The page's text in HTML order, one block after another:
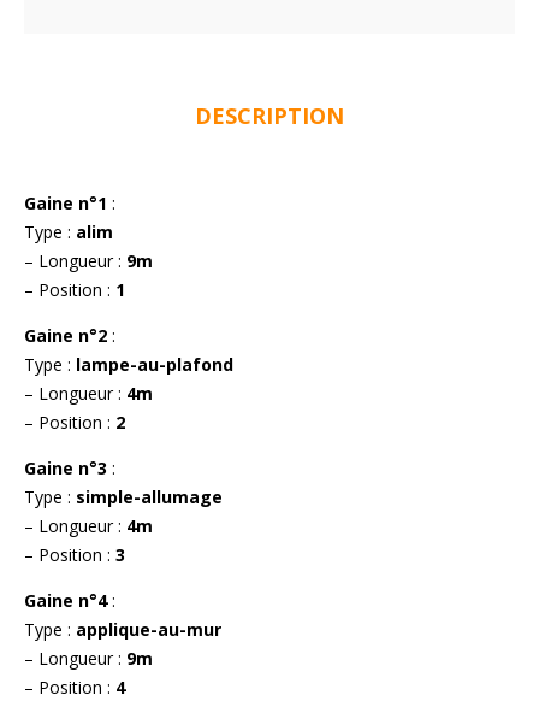
DESCRIPTION
Gaine n°1 :
Type : alim
– Longueur : 9m
– Position : 1
Gaine n°2 :
Type : lampe-au-plafond
– Longueur : 4m
– Position : 2
Gaine n°3 :
Type : simple-allumage
– Longueur : 4m
– Position : 3
Gaine n°4:
Type : applique-au-mur
– Longueur : 9m
– Position : 4